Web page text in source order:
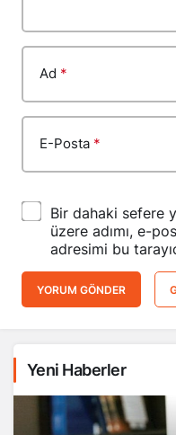
Ad *
E-Posta *
Bir dahaki sefere
üzere adımı, e-
adresimi bu
YORUM GÖNDER
Yeni Haberler